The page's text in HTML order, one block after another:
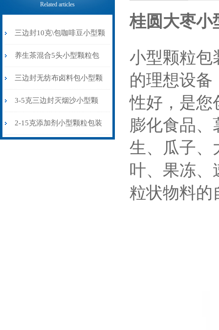
Related articles
三边封10克\包咖啡豆小型颗
粒包装机多少钱
养生茶混合5头小型颗粒包
装机高精度可定制
三边封无纺布卤料包小型颗
粒包装机厂家
3-5克三边封灭烟沙小型颗
粒包装机智能化
2-15克添加剂小型颗粒包装
桂圆大枣小
小型颗粒包
的理想设备
性好，是您
膨化食品
生、瓜子、
叶、果冻、
粒状物料的